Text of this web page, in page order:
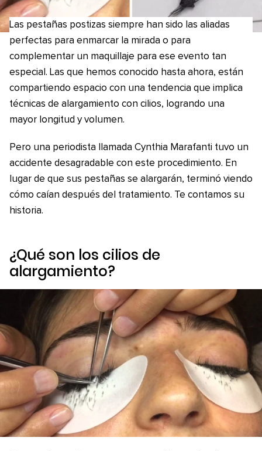
Las pestañas postizas siempre han sido las aliadas
perfectas para enmarcar la mirada o para
complementar un maquillaje para ese evento tan
especial. Las que hemos conocido hasta ahora, están
compartiendo espacio con una tendencia que implica
técnicas de alargamiento con cilios, logrando una
mayor longitud y volumen.
Pero una periodista llamada Cynthia Marafanti tuvo un
accidente desagradable con este procedimiento. En
lugar de que sus pestañas se alargarán, terminó viendo
cómo caían después del tratamiento. Te contamos su
historia.
¿Qué son los cilios de
alargamiento?